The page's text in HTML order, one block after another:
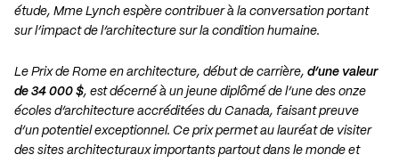
étude, Mme Lynch espère contribuer à la conversation portant
sur l’impact de l’architecture sur la condition humaine.
Le Prix de Rome en architecture, début de carrière, d’une valeur
de 34 000 $, est décerné à un jeune diplômé de l’une des onze
écoles d’architecture accréditées du Canada, faisant preuve
d’un potentiel exceptionnel. Ce prix permet au lauréat de visiter
des sites architecturaux importants partout dans le monde et